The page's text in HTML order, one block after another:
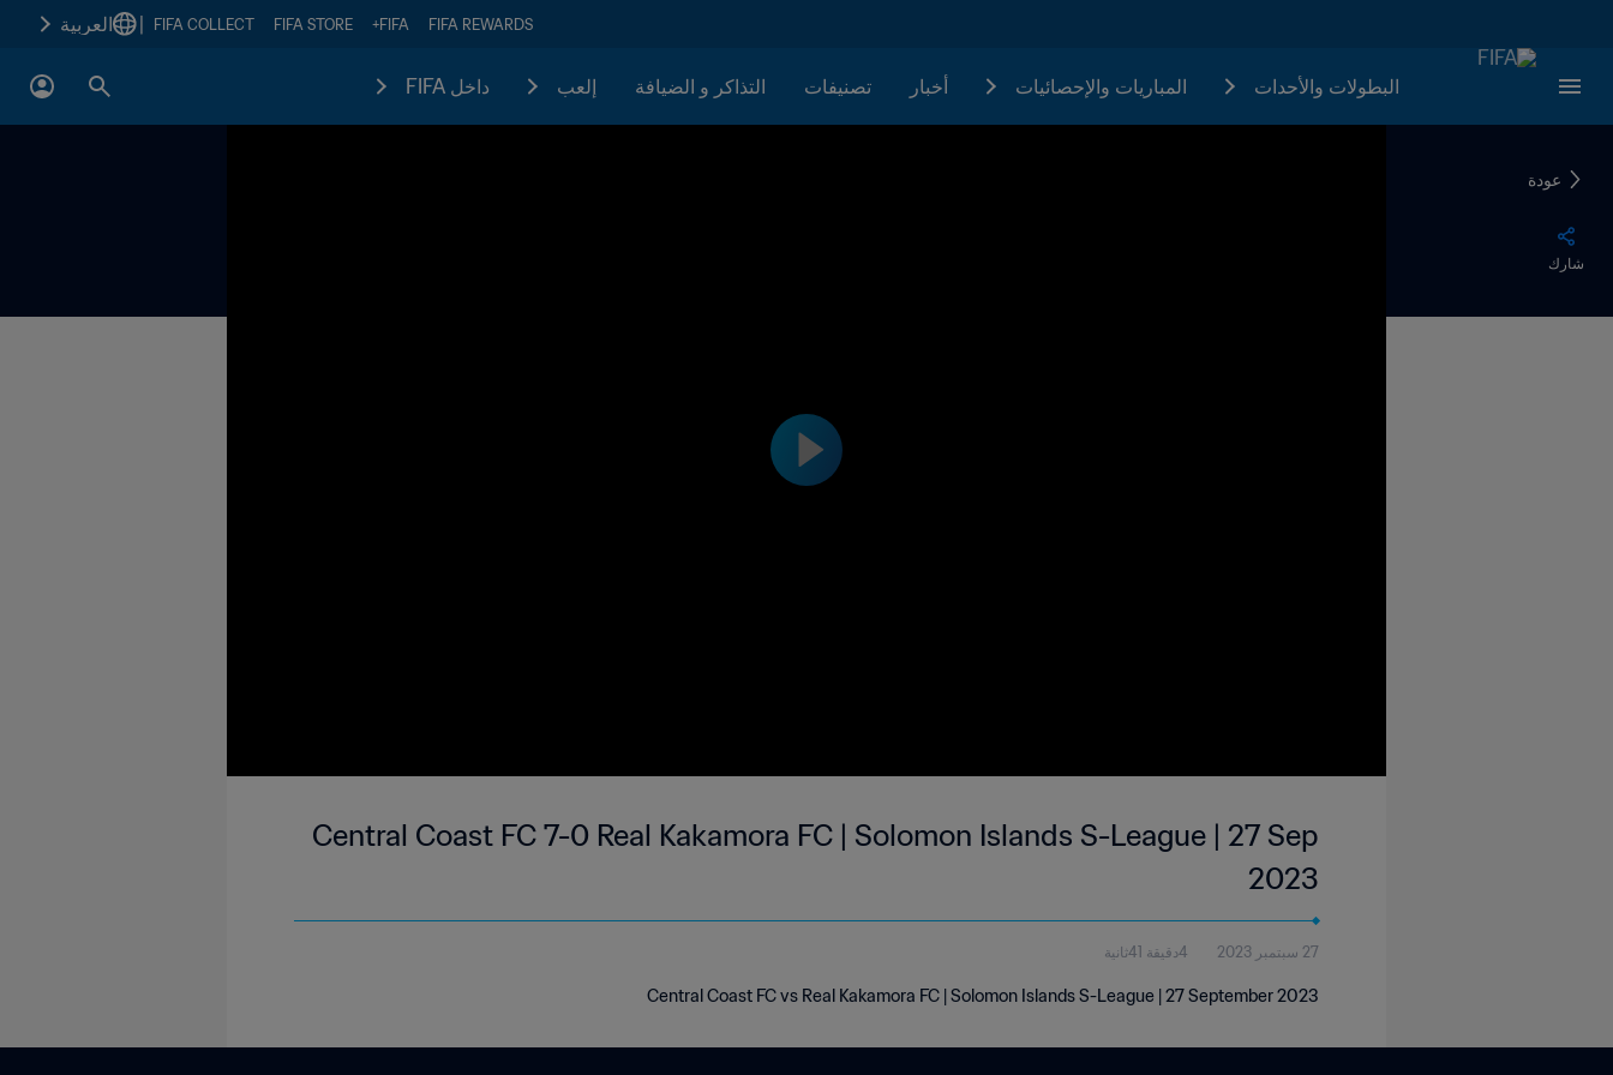
FIFA REWARDS
FIFA+
FIFA STORE
FIFA COLLECT العربية
البطولات والأحدات المباريات والإحصائيات أخبار تصنيفات التذاكر و الضيافة إلعب داخل FIFA
عودة
شارك
Central Coast FC 7-0 Real Kakamora FC | Solomon Islands S-League | 27 Sep
2023
27 سبتمبر 2023 4دقيقة 41ثانية
Central Coast FC vs Real Kakamora FC | Solomon Islands S-League | 27 September 2023